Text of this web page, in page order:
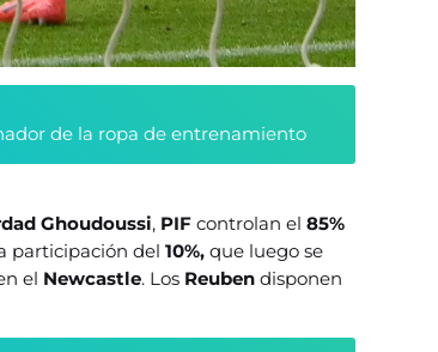
de la ropa de entrenamiento
Ghoudoussi, PIFcontrolan el85%
participación del10%,que luego se
el Newcastle. Los Reubendisponen